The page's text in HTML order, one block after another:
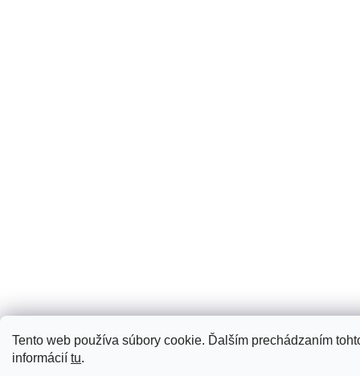
Tento web používa súbory cookie. Ďalším prechádzaním
informácií tu.